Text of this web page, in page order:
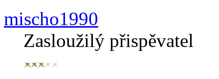
mischo1990
Zasloužilý přispěvatel